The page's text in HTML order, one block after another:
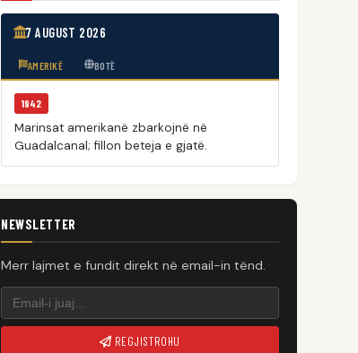
7 AUGUST 2026
AMERIKË BOTË
1942
Marinsat amerikanë zbarkojnë në
Guadalcanal; fillon beteja e gjatë.
NEWSLETTER
Merr lajmet e fundit direkt në email-in tënd.
REGJISTROHU